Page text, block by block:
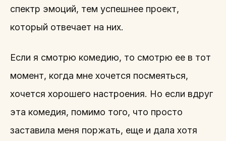
спектр эмоций, тем успешнее проект,
который отвечает на них.
Если я смотрю комедию, то смотрю ее в тот
момент, когда мне хочется посмеяться,
хочется хорошего настроения. Но если вдруг
эта комедия, помимо того, что просто
заставила меня поржать, еще и дала хотя